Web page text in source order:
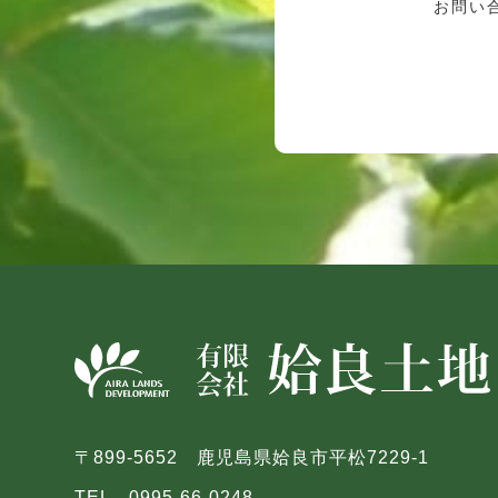
お問い
〒899-5652 鹿児島県姶良市平松7229-1